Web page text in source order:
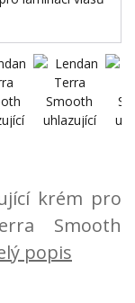
krém pro
Smooth
popis